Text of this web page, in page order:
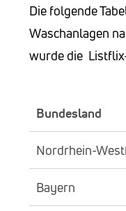
Die folgende
Waschanlagen
wurde die
Bundesland
Nordrhein-
Bayern